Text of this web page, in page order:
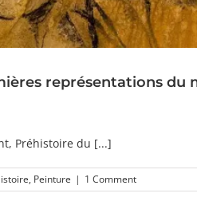
représentations du
Préhistoire du [...]
, Peinture | 1 Comment